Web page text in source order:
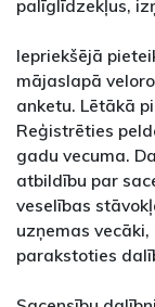
palīglīdzekļus,
Iepriekšējā
mājaslapā
anketu. Lētākā
Reģistrēties
gadu vecuma.
atbildību par
veselības
uzņemas
parakstoties